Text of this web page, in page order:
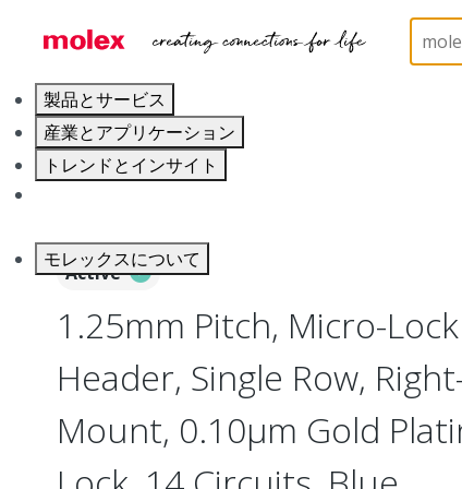
製品とサービス
産業とアプリケーション
トレンドとインサイト
モレックスについて
PCB / Wire Connectors
Active
1.25mm Pitch, Micro-Lock
Header, Single Row,
Mount, 0.10µm Gold